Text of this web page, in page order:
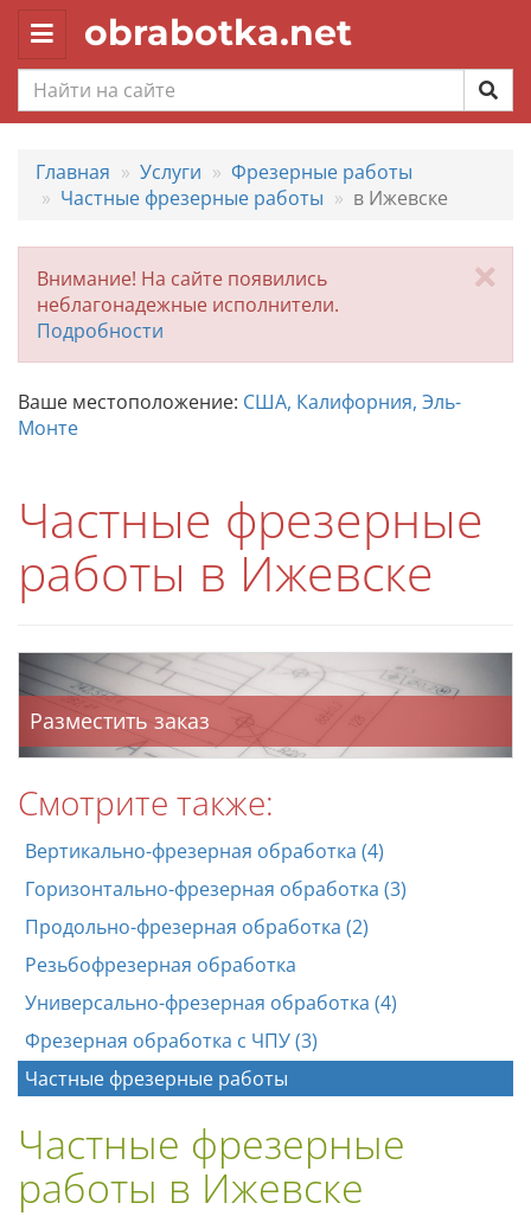
Toggle
navigation
obrabotka.net
Главная Услуги
Фрезерные работы
Частные фрезерные работы
в Ижевске
Внимание! На сайте появились
неблагонадежные исполнители.
Подробности
Ваше местоположение: США, Калифорния, Эль-
Монте
Частные фрезерные
работы в Ижевске
Разместить заказ
Смотрите также:
Вертикально-фрезерная обработка (4)
Горизонтально-фрезерная обработка (3)
Продольно-фрезерная обработка (2)
Резьбофрезерная обработка
Универсально-фрезерная обработка (4)
Фрезерная обработка с ЧПУ (3)
Частные фрезерные работы
Частные фрезерные
работы в Ижевске